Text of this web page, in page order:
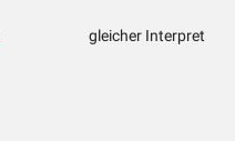
gleicher Interpret